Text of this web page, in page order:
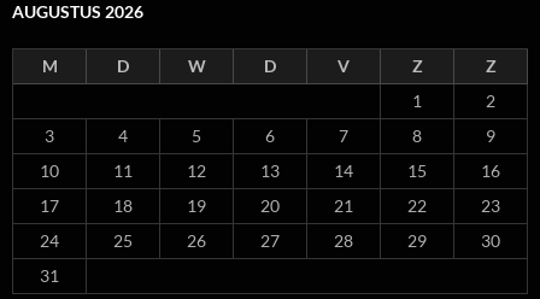
AUGUSTUS 2026
M D W D V Z
Z
1
2
3
4 5 6 7 8
9
10
11 12 13 14 15
16
17
18 19 20 21 22
23
24
25 26 27 28 29
30
31